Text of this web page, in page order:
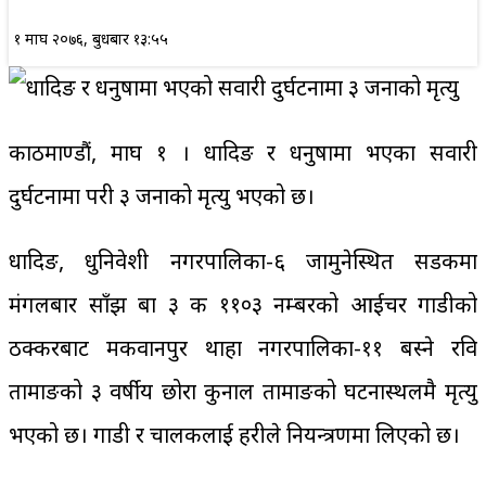
१ माघ २०७६, बुधबार १३:५५
काठमाण्डौं, माघ १ । धादिङ र धनुषामा भएका सवारी
दुर्घटनामा परी ३ जनाको मृत्यु भएको छ।
धादिङ, धुनिवेशी नगरपालिका-६ जामुनेस्थित सडकमा
मंगलबार साँझ बा ३ क ११०३ नम्बरको आईचर गाडीको
ठक्करबाट मकवानपुर थाहा नगरपालिका-११ बस्ने रवि
तामाङको ३ वर्षीय छोरा कुनाल तामाङको घटनास्थलमै मृत्यु
भएको छ। गाडी र चालकलाई प्रहरीले नियन्त्रणमा लिएको छ।